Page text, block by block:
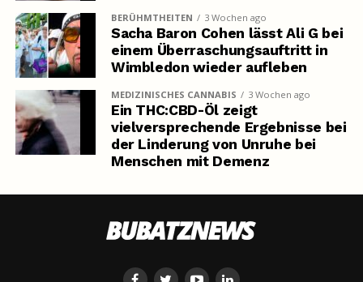
BERÜHMTHEITEN 3 Wochen ago
Sacha Baron Cohen lässt Ali G bei
einem Überraschungsauftritt in
Wimbledon wieder aufleben
MEDIZINISCHES CANNABIS 3 Wochen ago
Ein THC:CBD-Öl zeigt
vielversprechende Ergebnisse bei
der Linderung von Unruhe bei
Menschen mit Demenz